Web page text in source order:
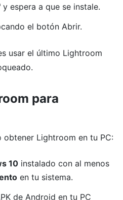
y espera a que se instale.
el botón Abrir.
usar el último Lightroom
para
Lightroom en tu PC:
10 instalado con al menos
en tu sistema.
de Android en tu PC